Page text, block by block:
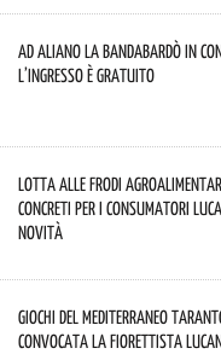
Ad Aliano la Bandabardò in
L’ingresso è gratuito
Lotta alle frodi
concreti per i consumatori
novità
Giochi del Mediterraneo
convocata la fiorettista